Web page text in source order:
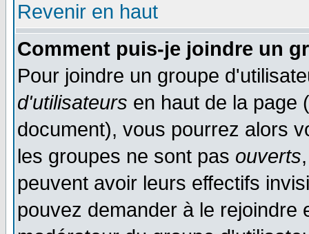
Revenir en haut
Comment puis-je joindre un
Pour joindre un groupe
d'utilisateurs en haut de la page
document), vous pourrez alors
les groupes ne sont pas ouverts
peuvent avoir leurs effectifs
pouvez demander à le rejoindre